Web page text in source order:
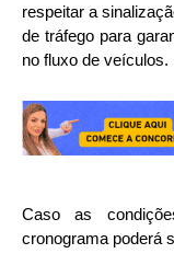
respeitar a
de tráfego para
no fluxo de veículos.
Caso as
cronograma poderá